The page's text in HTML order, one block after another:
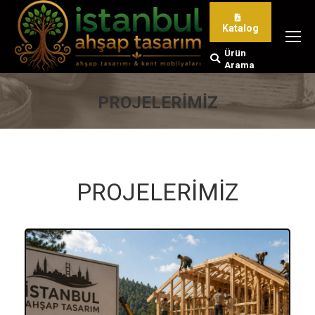
Katalog
Search:
Ürün
Arama
PROJELERİMİZ
PROJELERİMİZ